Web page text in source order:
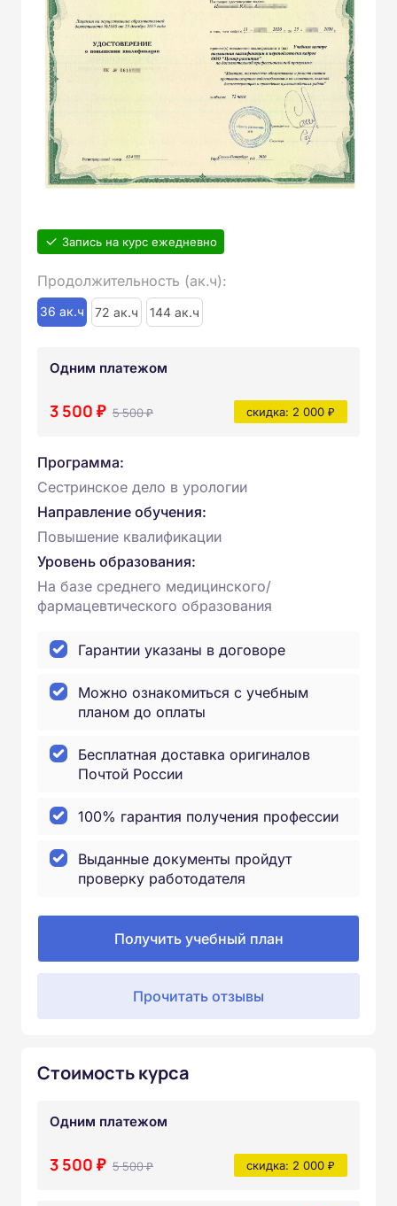
Запись на курс ежедневно
Продолжительность (ак.ч):
36 ак.ч 72 ак.ч 144 ак.ч
Одним платежом
3 500 ₽ 5 500 ₽ скидка: 2 000 ₽
Программа:
Сестринское дело в урологии
Направление обучения:
Повышение квалификации
Уровень образования:
На базе среднего медицинского/
фармацевтического образования
Гарантии указаны в договоре
Можно ознакомиться с учебным
планом до оплаты
Бесплатная доставка оригиналов
Почтой России
100% гарантия получения профессии
Выданные документы пройдут
проверку работодателя
Получить учебный план
Прочитать отзывы
Стоимость курса
Одним платежом
3 500 ₽ 5 500 ₽ скидка: 2 000 ₽